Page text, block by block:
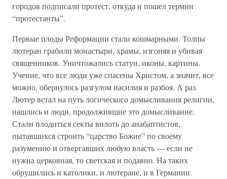
городов подписали протест, откуда и пошел термин
“протестанты”.
Первые плоды Реформации стали кошмарными. Толпы
лютеран грабили монастыри, храмы, изгоняя и убивая
священников. Уничтожались статуи, иконы, картины.
Учение, что все люди уже спасены Христом, а значит, все
можно, обернулось разгулом насилия и разбоя. А раз
Лютер встал на путь логического домысливания религии,
нашлись и люди, продолжившие это домысливание.
Стали плодиться секты вплоть до анабаптистов,
пытавшихся строить “царство Божие” по своему
разумению и отвергавших любую власть — если не
нужна церковная, то светская и подавно. На таких
обрушились и католики, и лютеране, и в Германии